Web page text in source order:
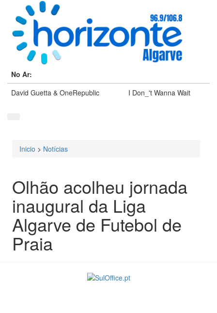
No Ar:
David Guetta & OneRepublic
I Don_'t Wanna Wait
Está aqui
Inicio > Notícias
Olhão acolheu jornada
inaugural da Liga
Algarve de Futebol de
Praia